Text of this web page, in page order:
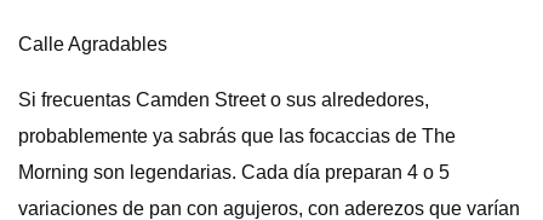
Calle Agradables
Si frecuentas Camden Street o sus alrededores,
probablemente ya sabrás que las focaccias de The
Morning son legendarias. Cada día preparan 4 o 5
variaciones de pan con agujeros, con aderezos que varían